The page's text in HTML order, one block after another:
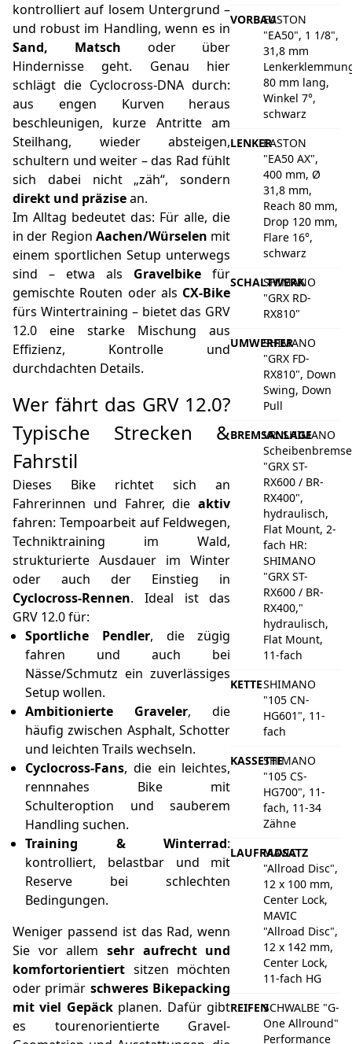
kontrolliert auf losem Untergrund –
und robust im Handling, wenn es in
Sand, Matsch oder über
Hindernisse geht. Genau hier
schlägt die Cyclocross-DNA durch:
aus engen Kurven heraus
beschleunigen, kurze Antritte am
Steilhang, wieder absteigen,
schultern und weiter – das Rad fühlt
sich dabei nicht „zäh“, sondern
direkt und präzisean.
Im Alltag bedeutet das: Für alle, die
in der Region Aachen/Würselen mit
einem sportlichen Setup unterwegs
sind – etwa als Gravelbike für
gemischte Routen oder als CX-Bike
fürs Wintertraining – bietet das GRV
12.0 eine starke Mischung aus
Effizienz, Kontrolle und
durchdachten Details.
Wer fährt das GRV 12.0?
Typische Strecken &
Fahrstil
Dieses Bike richtet sich an
Fahrerinnen und Fahrer, dieaktiv
fahren: Tempoarbeit auf Feldwegen,
Techniktraining im Wald,
strukturierte Ausdauer im Winter
oder auch der Einstieg in
Cyclocross-Rennen. Ideal ist das
GRV 12.0 für:
Sportliche Pendler, die zügig
fahren und auch bei
Nässe/Schmutz ein zuverlässiges
Setup wollen.
Ambitionierte Graveler, die
häufig zwischen Asphalt, Schotter
und leichten Trails wechseln.
Cyclocross-Fans, die ein leichtes,
rennnahes Bike mit
Schulteroption und sauberem
Handling suchen.
Training & Winterrad:
kontrolliert, belastbar und mit
Reserve bei schlechten
Bedingungen.
Weniger passend ist das Rad, wenn
Sie vor allem sehr aufrecht und
komfortorientiert sitzen möchten
oder primär schweres Bikepacking
mit viel Gepäckplanen. Dafür gibt
es tourenorientierte Gravel-
VORBAUEASTON
"EA50", 1 1/8",
31,8 mm
80 mm lang,
Winkel 7°,
schwarz
LENKEREASTON
"EA50 AX",
400 mm, Ø
31,8 mm,
Reach 80 mm,
Drop 120 mm,
Flare 16°,
schwarz
SCHALTWERK
SHIMANO
"GRX RD-
RX810"
UMWERFER
SHIMANO
"GRX FD-
RX810", Down
Swing, Down
Pull
BREMSANLAGE
VR: SHIMANO
Scheibenbremse
"GRX ST-
RX600 / BR-
RX400",
hydraulisch,
Flat Mount, 2-
fach HR:
SHIMANO
"GRX ST-
RX600 / BR-
RX400,"
hydraulisch,
Flat Mount,
11-fach
KETTESHIMANO
"105 CN-
HG601", 11-
fach
KASSETTESHIMANO
"105 CS-
HG700", 11-
fach, 11-34
Zähne
LAUFRADSATZ
MAVIC
"Allroad Disc",
12 x 100 mm,
Center Lock,
MAVIC
"Allroad Disc",
12 x 142 mm,
Center Lock,
11-fach HG
REIFENSCHWALBE "G-
One Allround"
Performance